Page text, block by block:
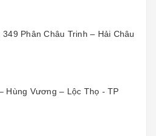
Phân Châu Trinh – Hải Châu
Hùng Vương – Lộc Thọ - TP